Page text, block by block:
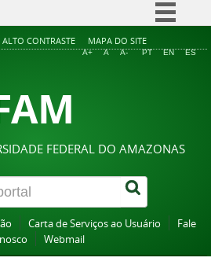
Simplifique!
Acesso à informação
ALTO CONTRASTE MAPA DO SITE
A+ A A- PT EN ES
FEDERAL DO AMAZONAS
Carta de Serviços ao Usuário
Fale
Webmail